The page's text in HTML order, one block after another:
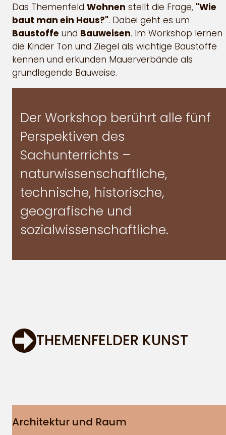
Das Themenfeld Wohnen stellt die Frage, "Wie
baut man ein Haus?". Dabei geht es um
Baustoffe und Bauweisen. Im Workshop lernen
die Kinder Ton und Ziegel als wichtige Baustoffe
kennen und erkunden Mauerverbände als
grundlegende Bauweise.
Der Workshop berührt alle fünf
Perspektiven des
Sachunterrichts –
naturwissenschaftliche,
technische, historische,
geografische und
sozialwissenschaftliche.
THEMENFELDER KUNST
Architektur und Raum